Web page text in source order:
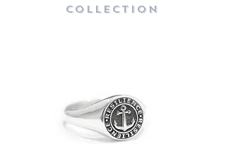
COLLECTION